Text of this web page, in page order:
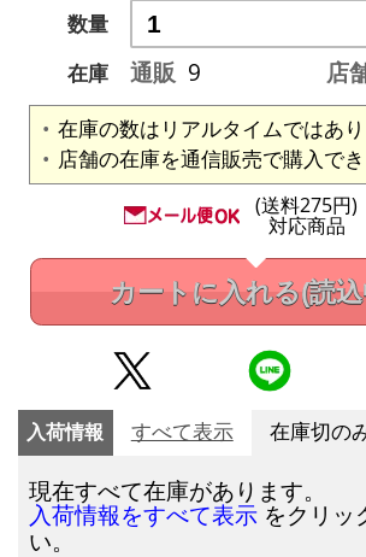
数量
在庫
通販 9 店
在庫の数はリアルタイムではあり
店舗の在庫を通信販売で購入でき
(送料275円)
対応商品
カートに入れる(読
入荷情報 すべて表示 在庫切の
現在すべて在庫があります。
入荷情報をすべて表示 をクリッ
い。